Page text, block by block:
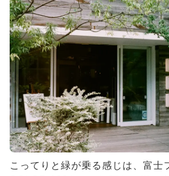
こってりと緑が乗る感じは、富士